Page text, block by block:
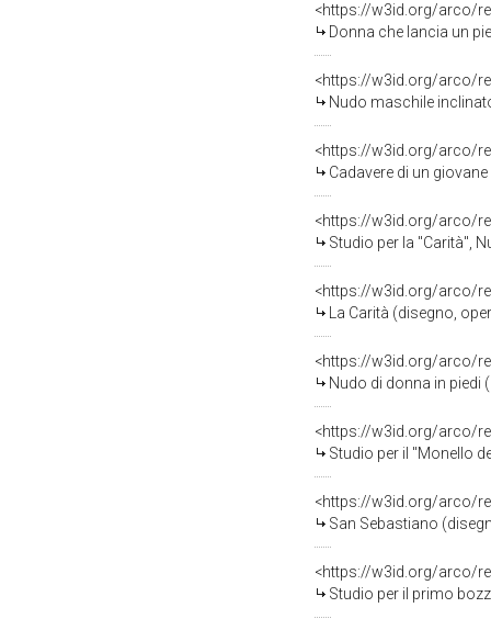
<https://w3id.org/arco/
Donna che lancia un piede in
<https://w3id.org/arco/
Nudo maschile
<https://w3id.org/arco/
Cadavere di un
<https://w3id.org/arco/
Studio per la "Carità",
<https://w3id.org/arco/
La Carità (disegno,
<https://w3id.org/arco/
Nudo di donna in piedi
<https://w3id.org/arco/
Studio per il "Monello del
<https://w3id.org/arco/
San Sebastiano
<https://w3id.org/arco/
Studio per il primo bozzetto dell'«Ecce